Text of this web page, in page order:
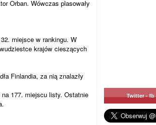
Orban. Wówczas plasowały
miejsce w rankingu. W
krajów cieszących
Finlandia, za nią znalazły
177. miejscu listy. Ostatnie
Twitter - fb